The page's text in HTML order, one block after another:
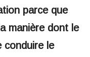
parce que
manière dont le
conduire le